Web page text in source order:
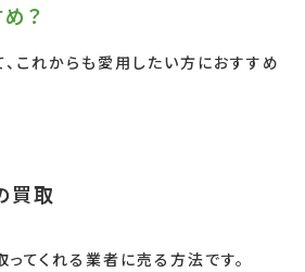
？
これからも愛用したい方におすすめ
買取
てくれる業者に売る方法です。